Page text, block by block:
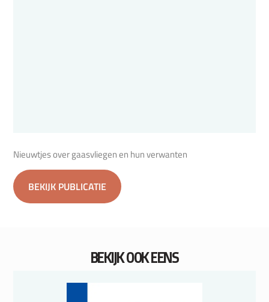
Nieuwtjes over gaasvliegen en hun verwanten
BEKIJK PUBLICATIE
BEKIJK OOK EENS